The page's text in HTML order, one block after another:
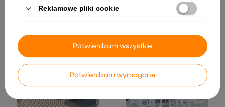
220,99 zł
Reklamowe pliki cookie
Potwierdzam wymagane
Potwierdzam wszystkie